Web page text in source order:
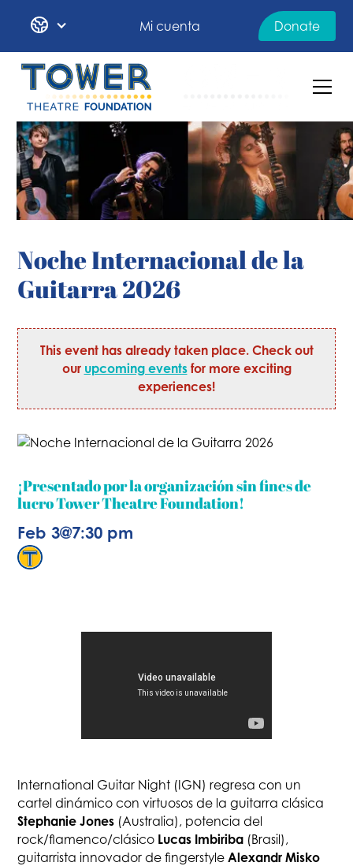
Mi cuenta Donate
Noche Internacional de la
Guitarra 2026
This event has already taken place. Check out
our upcoming eventsfor more exciting
experiences!
¡Presentado por la organización sin fines de
lucro Tower Theatre Foundation!
Feb 3@7:30 pm
International Guitar Night (IGN) regresa con un
cartel dinámico con virtuosos de la guitarra clásica
Stephanie Jones (Australia), potencia del
rock/flamenco/clásico Lucas Imbiriba (Brasil),
guitarrista innovador de fingerstyleAlexandr Misko